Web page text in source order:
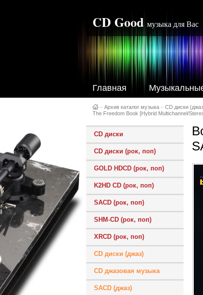
CD Good музыка для Вас
Главная
– Архив каталог музыка – CD диски
The Freedom Book [Hybrid Multichannel/
CD диски
CD диски (рок, поп)
GOLD HDCD (рок, поп)
K2HD CD (рок, поп)
SACD (рок, поп)
SHM-CD (рок, поп)
XRCD (рок, поп)
CD диски (джаз)
CD джазовая музыка
SACD (джаз)